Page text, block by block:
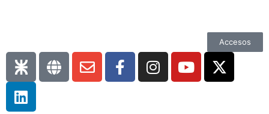
Accesos